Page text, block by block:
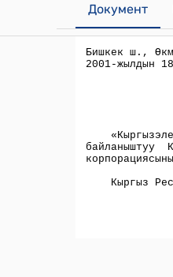
Документ